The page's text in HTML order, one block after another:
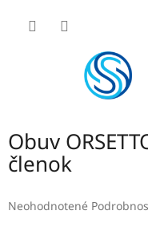
Obuv
členok
Priemerné
Neohodnotené